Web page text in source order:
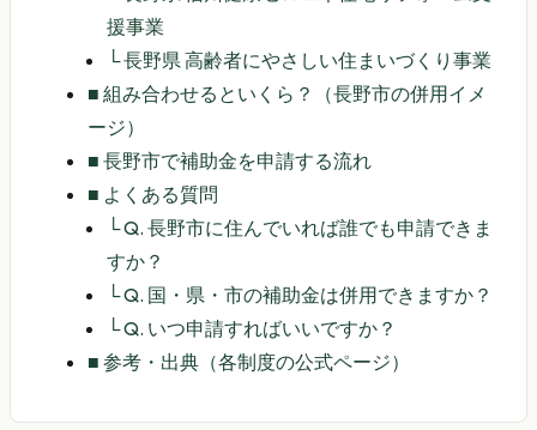
援事業
└長野県 高齢者にやさしい住まいづくり事業
■ 組み合わせるといくら？（長野市の併用イメ
ージ）
■ 長野市で補助金を申請する流れ
■ よくある質問
└Q. 長野市に住んでいれば誰でも申請できま
すか？
└Q. 国・県・市の補助金は併用できますか？
└Q. いつ申請すればいいですか？
■ 参考・出典（各制度の公式ページ）